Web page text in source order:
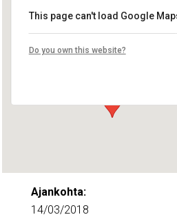
Salon SYTYn tilat
Helsingintie 6 - Salo
This page can't load Google
Do you own this website?
Ajankohta:
14/03/2018